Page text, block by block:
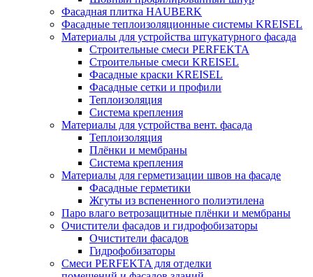
Фасадная плитка HAUBERK
Фасадные теплоизоляционные системы KREISEL
Материалы для устройства штукатурного фасада
Строительные смеси PERFEKTA
Строительные смеси KREISEL
Фасадные краски KREISEL
Фасадные сетки и профили
Теплоизоляция
Система крепления
Материалы для устройства вент. фасада
Теплоизоляция
Плёнки и мембраны
Система крепления
Материалы для герметизации швов на фасаде
Фасадные герметики
Жгуты из вспененного полиэтилена
Паро влаго ветрозащитные плёнки и мембраны
Очистители фасадов и гидрофобизаторы
Очистители фасадов
Гидрофобизаторы
Смеси PERFEKTA для отделки